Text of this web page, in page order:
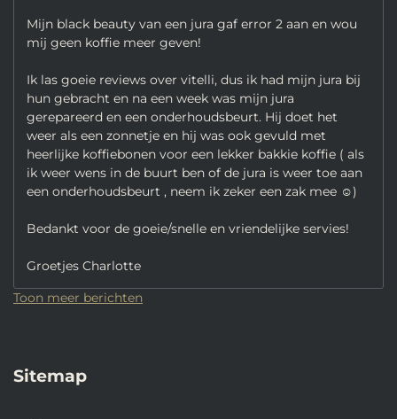
Mijn black beauty van een jura gaf error 2 aan en wou
mij geen koffie meer geven!
Ik las goeie reviews over vitelli, dus ik had mijn jura bij
hun gebracht en na een week was mijn jura
gerepareerd en een onderhoudsbeurt. Hij doet het
weer als een zonnetje en hij was ook gevuld met
heerlijke koffiebonen voor een lekker bakkie koffie ( als
ik weer wens in de buurt ben of de jura is weer toe aan
een onderhoudsbeurt , neem ik zeker een zak mee ☺️)
Bedankt voor de goeie/snelle en vriendelijke servies!
Groetjes Charlotte
Toon meer berichten
Sitemap